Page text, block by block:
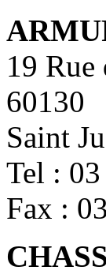
19 Rue
60130
Saint
Tel :
Fax :